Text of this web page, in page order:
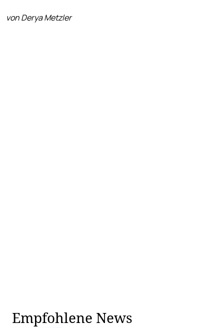
von Derya Metzler
Empfohlene News